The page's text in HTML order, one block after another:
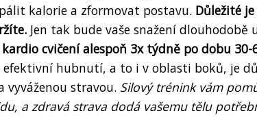
kalorie a zformovat postavu. Důležité
Jen tak bude vaše snažení dlouhodobě
cvičení alespoň 3x týdně po dobu
efektivní hubnutí, a to i v oblasti boků, je
vyváženou stravou. Silový trénink vám
a zdravá strava dodá vašemu tělu